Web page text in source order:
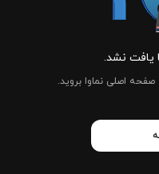
یافت نشد.
صفحه اصلی نماوا بروید.